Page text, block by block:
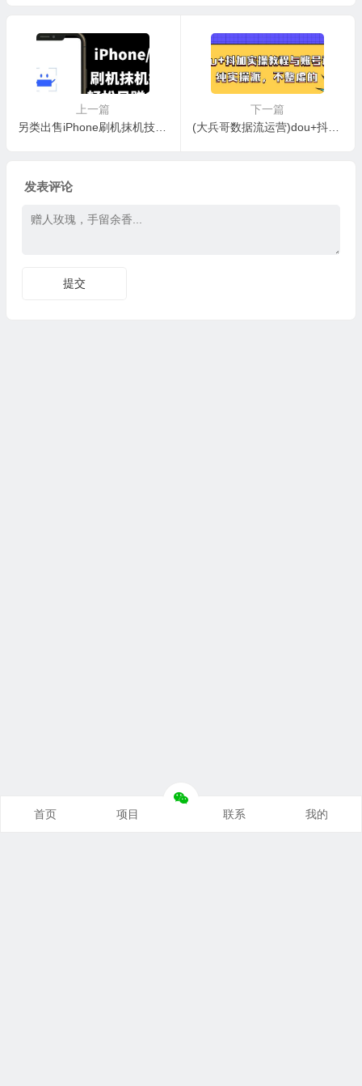
上一篇
另类出售iPhone刷机抹机技术，一天100+左右!
下一篇
(大兵哥数据流运营)dou+抖加实操教程与账号运营：纯实操派，不整虚的
发表评论
首页 项目 联系 我的